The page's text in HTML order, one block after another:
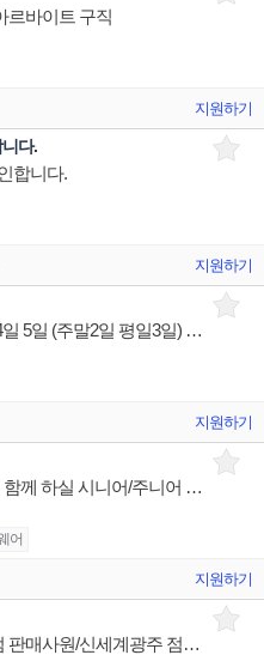
르바이트 구직
지원하기
다.
합니다.
지원하기
NC백화점 수원터미널점 남성복 주 4일 5일 (주말2일 평일3일) 직원 구인합니다.
지원하기
부산 신세계아울렛 첼시 헤지스에서 함께 하실 시니어/주니어 구인합니다.
어
지원하기
[프레드] 명품 주얼리 FRED 롯데본점 판매사원/신세계광주 점장/신세계 대전 부점장,판매사원 채용